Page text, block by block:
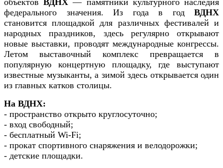
федерального значения. Из года в год ВДНХ
становится площадкой для различных фестивалей и
народных праздников, здесь регулярно открывают
новые выставки, проводят международные конгрессы.
Летом выставочный комплекс превращается в
популярную концертную площадку, где выступают
известные музыканты, а зимой здесь открывается один
из главных катков столицы.
На ВДНХ:
- пространство открыто круглосуточно;
- вход свободный;
- бесплатный Wi-Fi;
- прокат спортивного снаряжения и велодорожки;
- детские площадки.